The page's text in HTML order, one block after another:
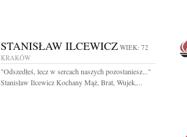
STANISŁAW ILCEWICZ WIEK: 72
KRAKÓW
"Odszedłeś, lecz w sercach naszych pozostaniesz..."
Stanisław Ilcewicz Kochany Mąż, Brat, Wujek,...